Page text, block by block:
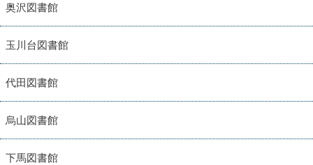
奥沢図書館
玉川台図書館
代田図書館
烏山図書館
下馬図書館